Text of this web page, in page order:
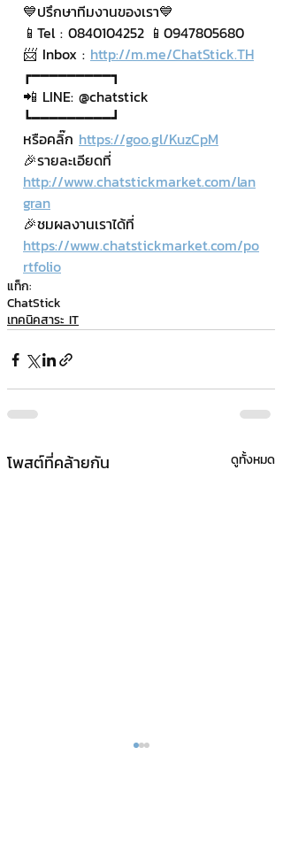
💙ปรึกษาทีมงานของเรา💙
📱Tel : 0840104252 📱0947805680
📨 Inbox : http://m.me/ChatStick.TH
┏━━━━━━━━━┓
📲 LINE: @chatstick
┗━━━━━━━━━┛
หรือคลิ๊ก https://goo.gl/KuzCpM
🎉รายละเอียดที่
http://www.chatstickmarket.com/lan
gran
🎉ชมผลงานเราได้ที่
https://www.chatstickmarket.com/po
rtfolio
แท็ก:
ChatStick
เทคนิคสาระ IT
โพสต์ที่คล้ายกัน ดูทั้งหมด